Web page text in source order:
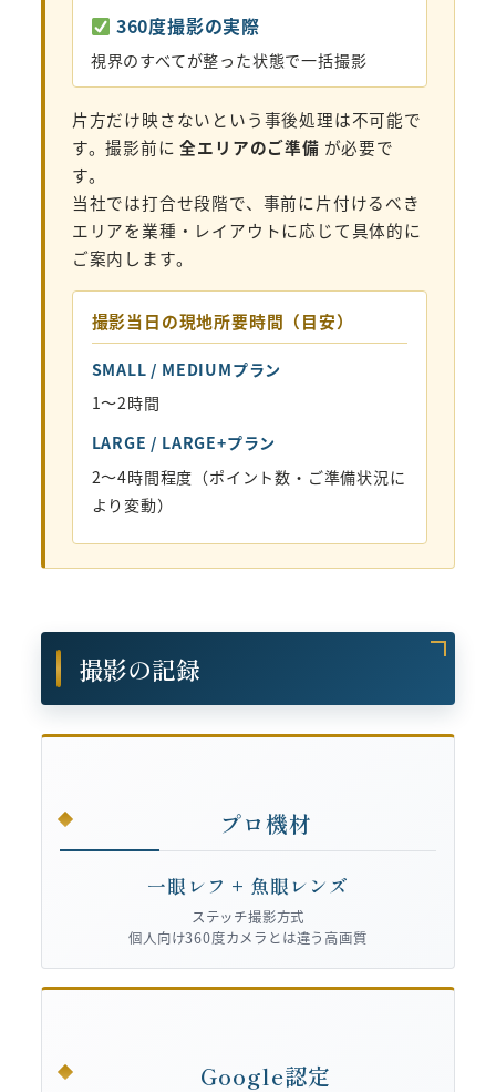
360度撮影の実際
視界のすべてが整った状態で一括撮影
片方だけ映さないという事後処理は不可能で
す。撮影前に全エリアのご準備 が必要で
す。
当社では打合せ段階で、事前に片付けるべき
エリアを業種・レイアウトに応じて具体的に
ご案内します。
撮影当日の現地所要時間（目安）
SMALL / MEDIUMプラン
1〜2時間
LARGE / LARGE+プラン
2〜4時間程度（ポイント数・ご準備状況に
より変動）
撮影の記録
プロ機材
一眼レフ + 魚眼レンズ
ステッチ撮影方式
個人向け360度カメラとは違う高画質
Google認定